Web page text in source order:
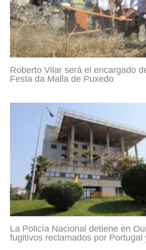
Roberto Vilar será el encargado
Festa da Malla de Puxedo
La Policía Nacional detiene en
fugitivos reclamados por Portugal